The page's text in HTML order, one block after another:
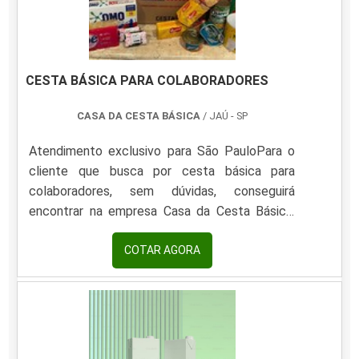
incentivar os c.
CESTA BÁSICA PARA COLABORADORES
CASA DA CESTA BÁSICA / JAÚ - SP
Atendimento exclusivo para São PauloPara o
cliente que busca por cesta básica para
colaboradores, sem dúvidas, conseguirá
encontrar na empresa Casa da Cesta Básica.
Fazendo um orçamento por meio da
plataforma e achando a líder do mercado.
Quando o assunto é cesta básica para
colaboradores, na Casa da Cesta Básica poderá
DE CESTA BÁSICA PARA COLABORADORESHá
COTAR AGORA